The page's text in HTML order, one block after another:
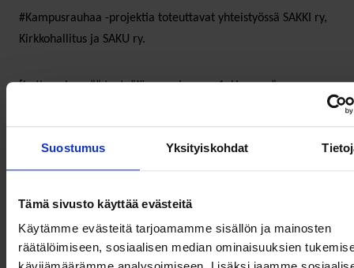
Suostumus Yksityiskohdat
Tämä sivusto käyttää evästeitä
Käytämme evästeitä tarjoamamme sisällön ja mainosten
räätälöimiseen, sosiaalisen median ominaisuuksien
#Kampusrauhaa -projektia toteuttavat yhteistyössä SAKKI ry,
Kirkkohallitus ja SAKU ry.
[button class=”” text=”Jäsensarjan osa 1: Hope ry”
valittamisen-kulttuuri-auttaa-meita-kaikkia-sosten-uuden-
jasenesittelysarjan-aloittaa-hope-ry/” ]
tahan-jarjestoon-crohn-ja-colitis-ry-tukee-suolistosairauksia-
sairastavia/” ]